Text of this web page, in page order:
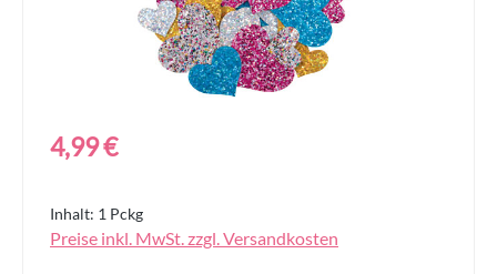
Regulärer Preis:
4,99 €
Inhalt: 1 Pckg
Preise inkl. MwSt. zzgl. Versandkosten